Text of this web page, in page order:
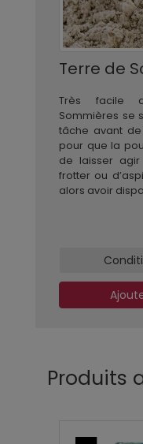
Terre de
Très facile
Sommières se
tâche avant
pour que la
de laisser
frotter ou
alors avoir
Produits